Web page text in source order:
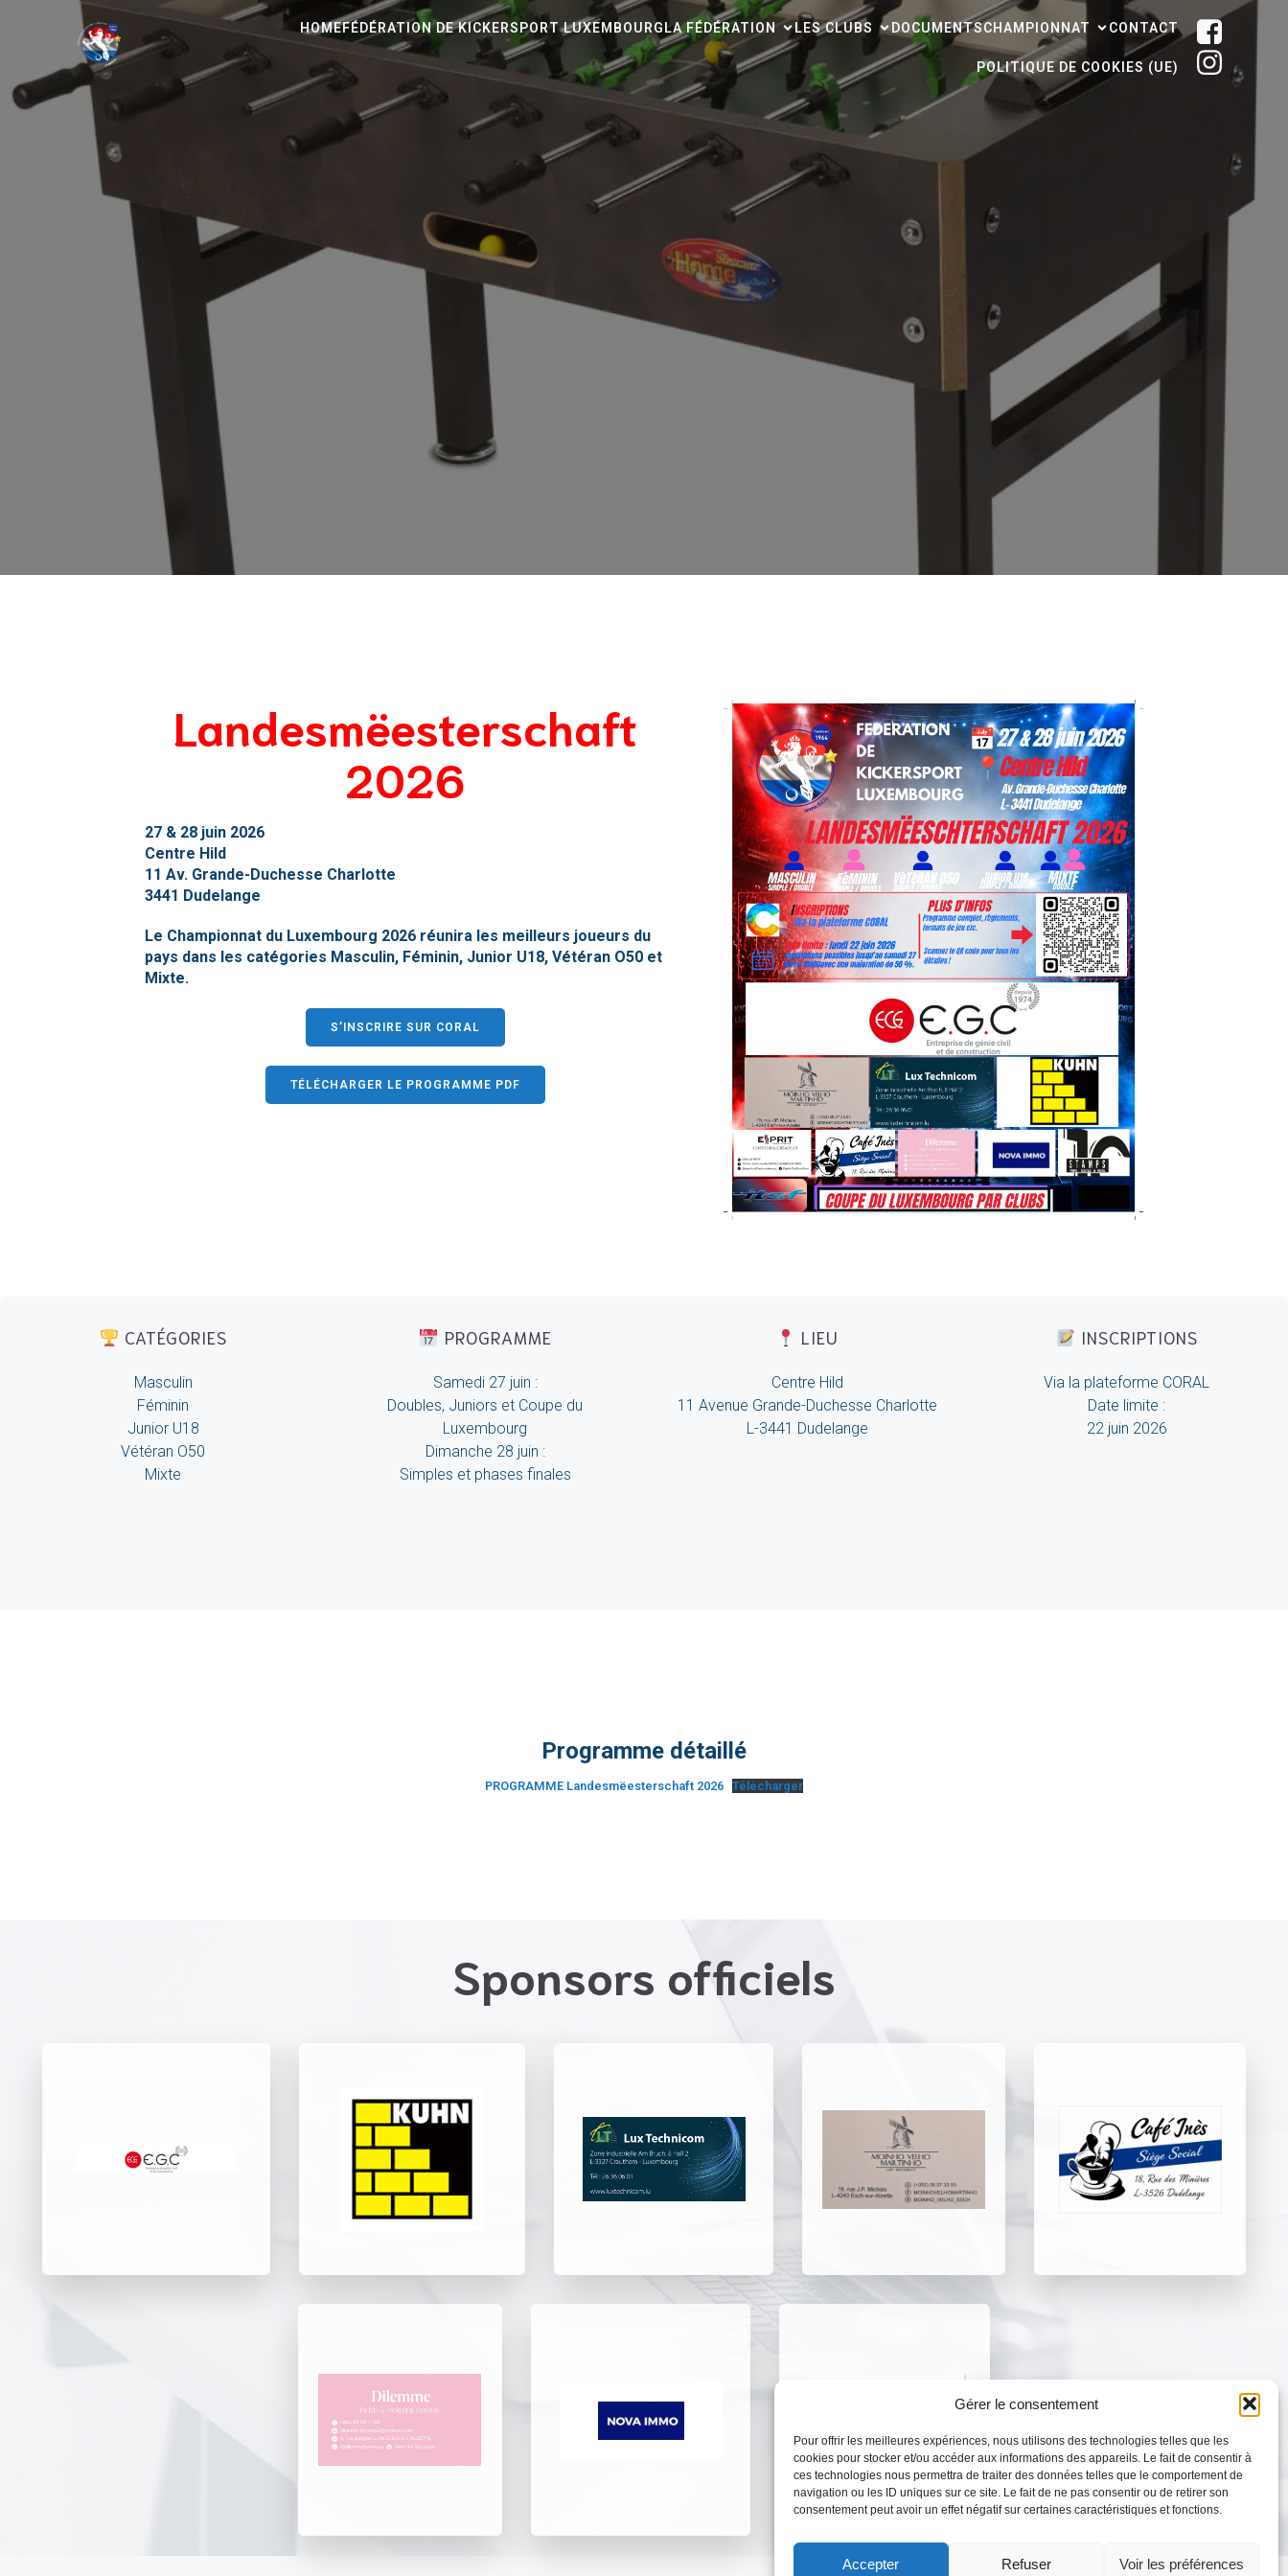
Gérer le consentement
Pour offrir les meilleures expériences, nous utilisons des technologies telles que les
cookies pour stocker et/ou accéder aux informations des appareils. Le fait de consentir à
ces technologies nous permettra de traiter des données telles que le comportement de
navigation ou les ID uniques sur ce site. Le fait de ne pas consentir ou de retirer son
consentement peut avoir un effet négatif sur certaines caractéristiques et fonctions.
Accepter Refuser Voir les préférences
HOMEFÉDÉRATION DE KICKERSPORT LUXEMBOURG LA FÉDÉRATION LES CLUBS DOCUMENTSCHAMPIONNAT CONTACT
POLITIQUE DE COOKIES (UE)
Landesmëesterschaft
2026
27 & 28 juin 2026
Centre Hild
11 Av. Grande-Duchesse Charlotte
3441 Dudelange
Le Championnat du Luxembourg 2026 réunira les meilleurs joueurs du
pays dans les catégories Masculin, Féminin, Junior U18, Vétéran O50 et
Mixte.
S’INSCRIRE SUR CORAL
TÉLÉCHARGER LE PROGRAMME PDF
CATÉGORIES
Masculin
Féminin
Junior U18
Vétéran O50
Mixte
PROGRAMME
Samedi 27 juin :
Doubles, Juniors et Coupe du
Luxembourg
Dimanche 28 juin :
Simples et phases finales
LIEU
Centre Hild
11 Avenue Grande-Duchesse Charlotte
L-3441 Dudelange
INSCRIPTIONS
Via la plateforme CORAL
Date limite :
22 juin 2026
Programme détaillé
PROGRAMME Landesmëesterschaft 2026 Télécharger
Sponsors officiels